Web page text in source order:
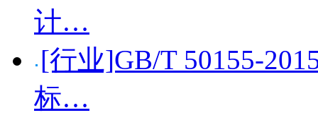
计…
[行业]GB/T 50155-
标…